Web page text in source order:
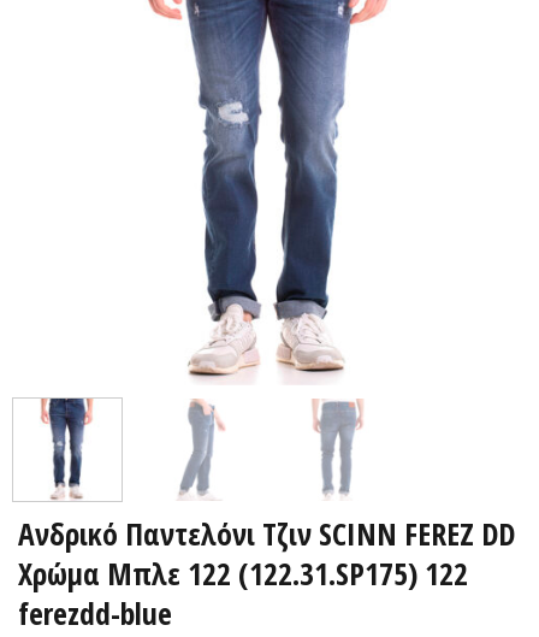
Ανδρικό Παντελόνι Τζιν SCINN FEREZ DD
Χρώμα Μπλε 122 (122.31.SP175) 122
ferezdd-blue